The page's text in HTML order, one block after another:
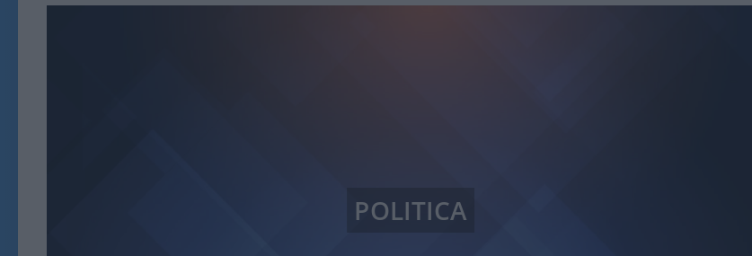
POLITICA